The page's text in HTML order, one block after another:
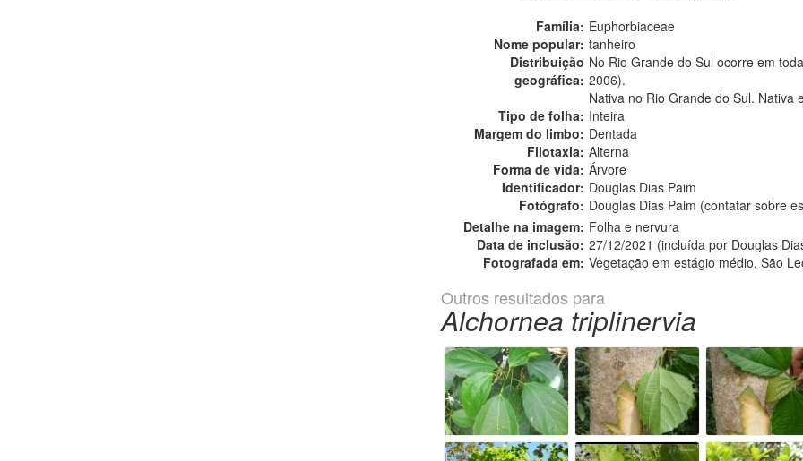
Família: Euphorbiaceae
Nome popular: tanheiro
Distribuição
geográfica:
No Rio Grande do Sul ocorre em
2006).
Nativa no Rio Grande do Sul. Nativa
Tipo de folha: Inteira
Margem do limbo: Dentada
Filotaxia: Alterna
Forma de vida: Árvore
Identificador: Douglas Dias Paim
Fotógrafo: Douglas Dias Paim (contatar sobre
Detalhe na imagem: Folha e nervura
Data de inclusão: 27/12/2021 (incluída por Douglas
Fotografada em: Vegetação em estágio médio, São
Outros resultados para
Alchornea triplinervia